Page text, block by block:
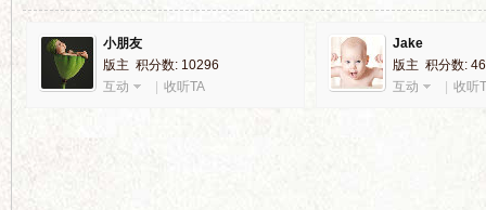
小朋友
版主 积分数: 10296
互动
收听TA
Jake
版主 积分数:
互动
收听